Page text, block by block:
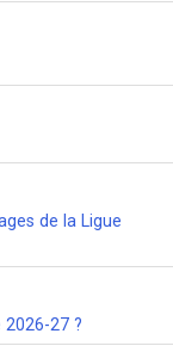
de la Ligue
27 ?